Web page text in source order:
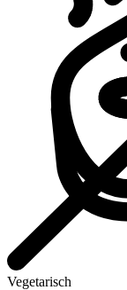
Vegetarisch